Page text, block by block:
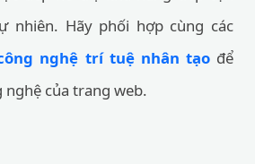
nhiên. Hãy phối hợp cùng các
nghệ trí tuệ nhân tạođể
của trang web.